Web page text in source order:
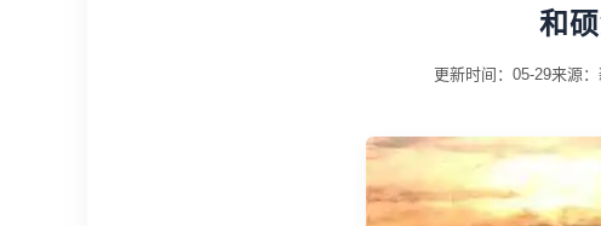
和
更新时间：05-29来源